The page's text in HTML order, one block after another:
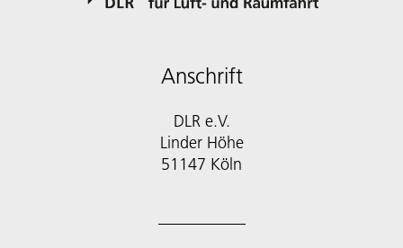
Anschrift
DLR e.V.
Linder Höhe
51147 Köln